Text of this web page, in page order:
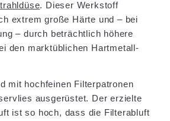
. Dieser Werkstoff
extrem große Härte und – bei
– durch beträchtlich höhere
den marktüblichen Hartmetall-
mit hochfeinen Filterpatronen
ausgerüstet. Der erzielte
ist so hoch, dass die Filterabluft